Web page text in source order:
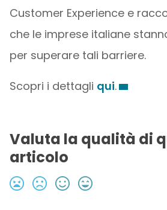
Customer Experience e
che le imprese italiane
per superare tali barriere.
Scopri i dettagli qui.
Valuta la qualità di
articolo